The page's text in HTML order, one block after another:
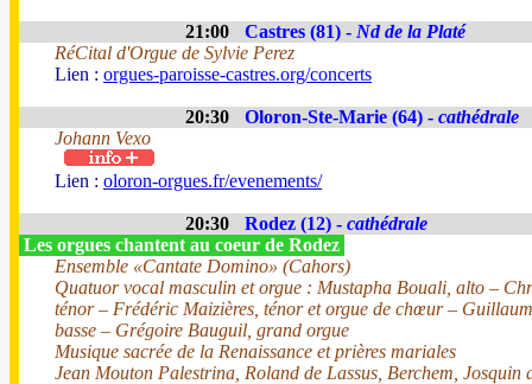
21:00 Castres (81) - Nd de la Platé
RéCital d'Orgue de Sylvie Perez
Lien : orgues-paroisse-castres.org/concerts
20:30 Oloron-Ste-Marie (64) - cathédrale
Johann Vexo
Lien : oloron-orgues.fr/evenements/
20:30 Rodez (12) - cathédrale
Les orgues chantent au coeur de Rodez
Ensemble «Cantate Domino» (Cahors)
Quatuor vocal masculin et orgue : Mustapha Bouali, alto –
ténor – Frédéric Maizières, ténor et orgue de chœur –
basse – Grégoire Bauguil, grand orgue
Musique sacrée de la Renaissance et prières mariales
Jean Mouton Palestrina, Roland de Lassus, Berchem, Josquin